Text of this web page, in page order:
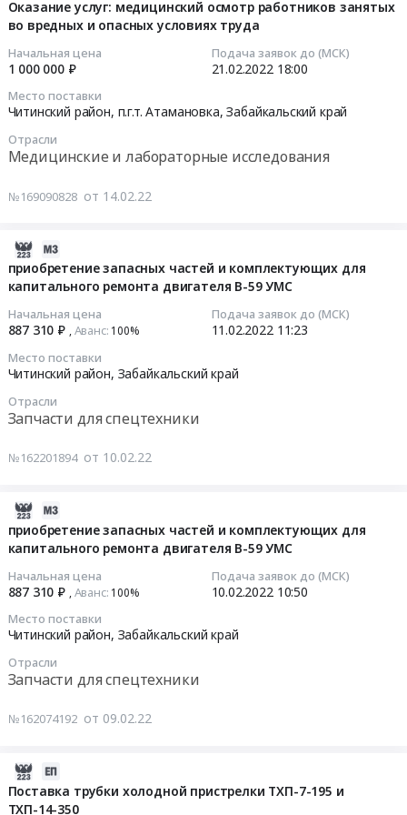
Оказание услуг: медицинский осмотр работников занятых
во вредных и опасных условиях труда
Начальная цена
1 000 000 ₽
Подача заявок до (МСК)
21.02.2022 18:00
Место поставки
Читинский район, п.г.т. Атамановка,Забайкальский край
Отрасли
Медицинские и лабораторные исследования
№169090828 от 14.02.22
приобретение запасных частей и комплектующих для
капитального ремонта двигателя В-59 УМС
Начальная цена
887 310 ₽ Аванс: 100%‍
Подача заявок до (МСК)
11.02.2022 11:23
Место поставки
Читинский район, Забайкальский край
Отрасли
Запчасти для спецтехники
№162201894 от 10.02.22
59
приобретение запасных частей и комплектующих для
капитального ремонта двигателя В-59 УМС
Начальная цена
887 310 ₽ Аванс: 100%‍
Подача заявок до (МСК)
10.02.2022 10:50
Место поставки
Читинский район, Забайкальский край
Отрасли
Запчасти для спецтехники
№162074192 от 09.02.22
Поставка трубки холодной пристрелки ТХП-7-195 и
ТХП-14-350